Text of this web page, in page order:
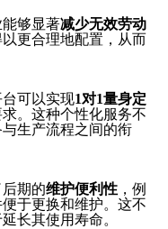
够显著减少无效劳动
更合理地配置，从而
可以实现1对1量身定
。这种个性化服务不
生产流程之间的衔
期的维护便利性，例
于更换和维护。这不
长其使用寿命。